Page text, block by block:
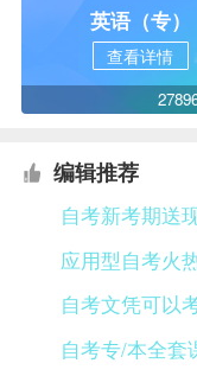
英语（专）
查看详情
编辑推荐
自考新考期送
应用型自考火
自考文凭可以
自考专/本全套